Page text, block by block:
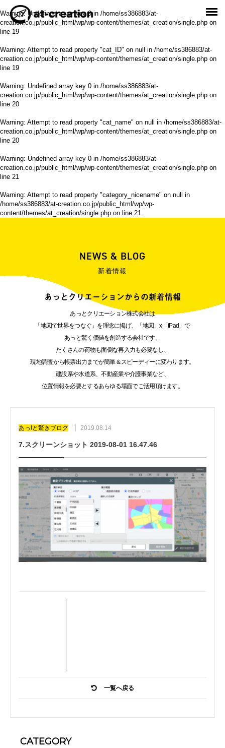
Warning: Undefined array key 0 in /home/ss386883/at-
creation.co.jp/public_html/wp/wp-content/themes/at_creation/single.php on
line 19
Warning: Attempt to read property "cat_ID" on null in /home/ss386883/at-
creation.co.jp/public_html/wp/wp-content/themes/at_creation/single.php on
line 19
Warning: Undefined array key 0 in /home/ss386883/at-
creation.co.jp/public_html/wp/wp-content/themes/at_creation/single.php on
line 20
Warning: Attempt to read property "cat_name" on null in /home/ss386883/at-
creation.co.jp/public_html/wp/wp-content/themes/at_creation/single.php on
line 20
Warning: Undefined array key 0 in /home/ss386883/at-
creation.co.jp/public_html/wp/wp-content/themes/at_creation/single.php on
line 21
Warning: Attempt to read property "category_nicename" on null in
/home/ss386883/at-creation.co.jp/public_html/wp/wp-
content/themes/at_creation/single.php on line 21
NEWS & BLOG
新着情報
あっとクリエーションからの新着情報
あっとクリエーション株式会社は
「地図で世界をつなぐ」を理念に掲げ、「地図」x「iPad」で
あっと驚く価値を創造する会社です。
たくさんの荷物も面倒な再入力も必要なし、
現地調査から帳票出力までが簡単＆スピーディーに変わります。
建設系や水道系、不動産業や介護事業など、
位置情報を必要とするあらゆる場面でご活用頂けます。
あっ!と驚きブログ 2019.08.14
7.スクリーンショット 2019-08-01 16.47.46
一覧へ戻る
CATEGORY